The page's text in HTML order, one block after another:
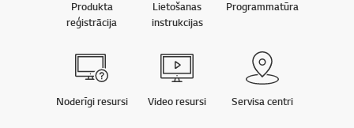
Produkta
reģistrācija
Lietošanas
instrukcijas
Programmatūra
Noderīgi resursi Video resursi Servisa centri